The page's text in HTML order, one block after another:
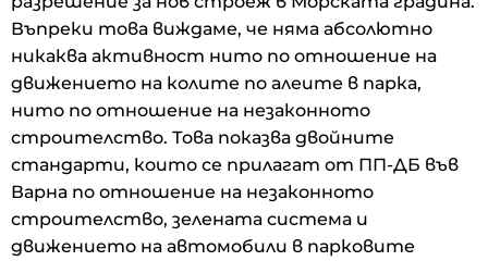
Въпреки това виждаме, че няма абсолютно
никаква активност нито по отношение на
движението на колите по алеите в парка,
нито по отношение на незаконното
строителство. Това показва двойните
стандарти, които се прилагат от ПП-ДБ във
Варна по отношение на незаконното
строителство, зелената система и
движението на автомобили в парковите